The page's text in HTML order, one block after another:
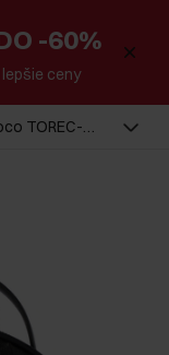
-60%
ceny
TOREC-